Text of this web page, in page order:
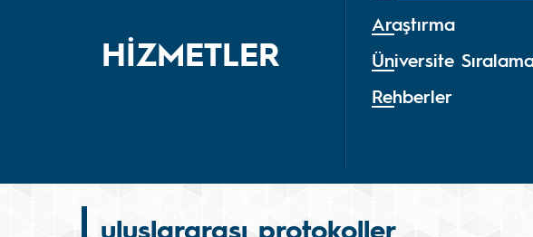
HİZMETLER
Araştırma
Üniversite
Rehberler
uluslararası protokoller